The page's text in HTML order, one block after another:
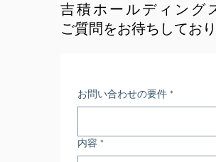
吉積ホールディング
ご質問をお待ちしており
お問い合わせの要件 *
内容 *